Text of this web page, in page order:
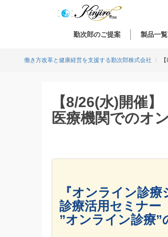
勤次郎のご提案 製品一覧
働き方改革と健康経営を支援する勤次郎株式会社
【8/26(水)開催
医療機関でのオ
『オンライン診
診療活用セミナー
”オンライン診療”